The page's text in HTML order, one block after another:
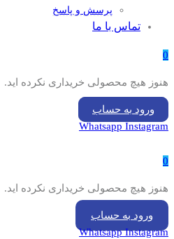
پرسش و پاسخ
تماس با ما
0
هنوز هیچ محصولی خریداری نکرده اید.
ورود به حساب
Whatsapp Instagram
0
هنوز هیچ محصولی خریداری نکرده اید.
ورود به حساب
Whatsapp Instagram